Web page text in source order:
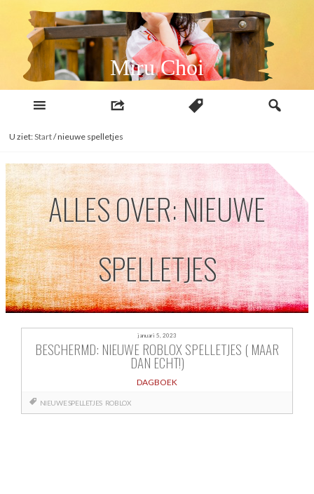
inhoud
Miru Choi
U ziet:Start/nieuwe spelletjes
ALLES OVER: NIEUWE
SPELLETJES
januari 5, 2023
BESCHERMD: NIEUWE ROBLOX SPELLETJES ( MAAR
DAN ECHT!)
DAGBOEK
NIEUWE SPELLETJES ROBLOX